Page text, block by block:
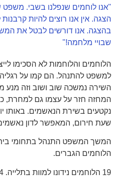
"אנו לוחמים שנפלנו בשבי. משפט
הצגה. אין אנו רוצים להיות
בהצגה. אנו דורשים לבטל את
שבויי מלחמה!"
הלוחמים והלוחמות לא הסכימו
למשפט להתנהל. הם קמו על
השירה נמשכה שוב ושוב וזה
המחזה חזר על עצמו גם למחרת,
נקטעים בשירת הנאשמים. באותו
שעת חירום, המאפשר לדון
המשך המשפט התנהל בתחומי בית
הלוחמים הגברים.